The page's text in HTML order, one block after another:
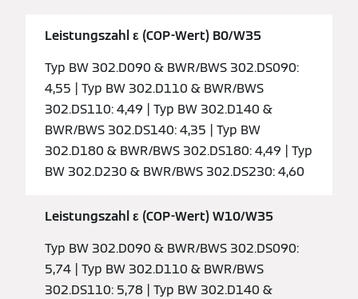
Leistungszahl ε (COP-Wert) B0/W35
Typ BW 302.D090 & BWR/BWS 302.DS090:
4,55 | Typ BW 302.D110 & BWR/BWS
302.DS110: 4,49 | Typ BW 302.D140 &
BWR/BWS 302.DS140: 4,35 | Typ BW
302.D180 & BWR/BWS 302.DS180: 4,49 | Typ
BW 302.D230 & BWR/BWS 302.DS230: 4,60
Leistungszahl ε (COP-Wert) W10/W35
Typ BW 302.D090 & BWR/BWS 302.DS090:
5,74 | Typ BW 302.D110 & BWR/BWS
302.DS110: 5,78 | Typ BW 302.D140 &